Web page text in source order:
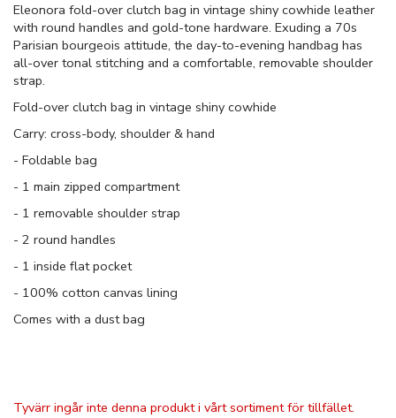
Eleonora fold-over clutch bag in vintage shiny cowhide leather
with round handles and gold-tone hardware. Exuding a 70s
Parisian bourgeois attitude, the day-to-evening handbag has
all-over tonal stitching and a comfortable, removable shoulder
strap.
Fold-over clutch bag in vintage shiny cowhide
Carry: cross-body, shoulder & hand
- Foldable bag
- 1 main zipped compartment
- 1 removable shoulder strap
- 2 round handles
- 1 inside flat pocket
- 100% cotton canvas lining
Comes with a dust bag
Tyvärr ingår inte denna produkt i vårt sortiment för tillfället.